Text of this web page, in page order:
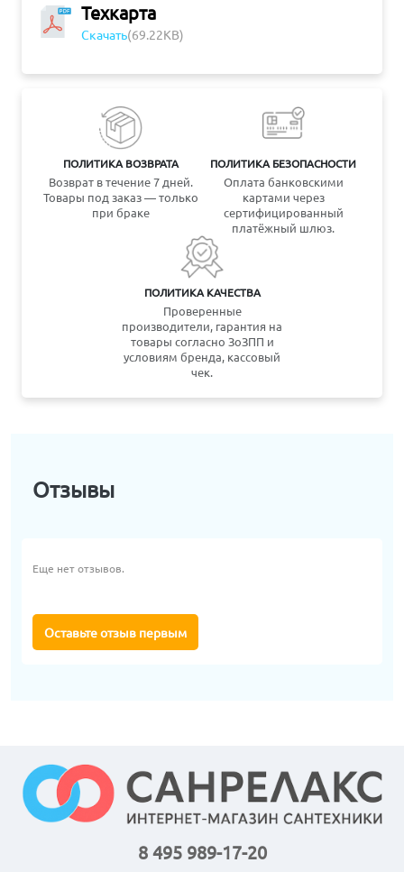
Техкарта
Скачать(69.22KB)
ПОЛИТИКА ВОЗВРАТА
Возврат в течение 7 дней.
Товары под заказ — только
при браке
ПОЛИТИКА БЕЗОПАСНОСТИ
Оплата банковскими
картами через
сертифицированный
платёжный шлюз.
ПОЛИТИКА КАЧЕСТВА
Проверенные
производители, гарантия на
товары согласно ЗоЗПП и
условиям бренда, кассовый
чек.
Отзывы
Еще нет отзывов.
Оставьте отзыв первым
8 495 989-17-20